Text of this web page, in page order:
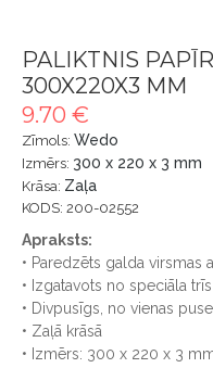
PALIKTNIS
300X220X3 MM
9.70 €
Zīmols: Wedo
Izmērs: 300 x 220 x 3 mm
Krāsa: Zaļa
KODS: 200-02552
Apraksts:
• Paredzēts galda virsmas
• Izgatavots no speciāla
• Divpusīgs, no vienas
• Zaļā krāsā
• Izmērs: 300 x 220 x 3